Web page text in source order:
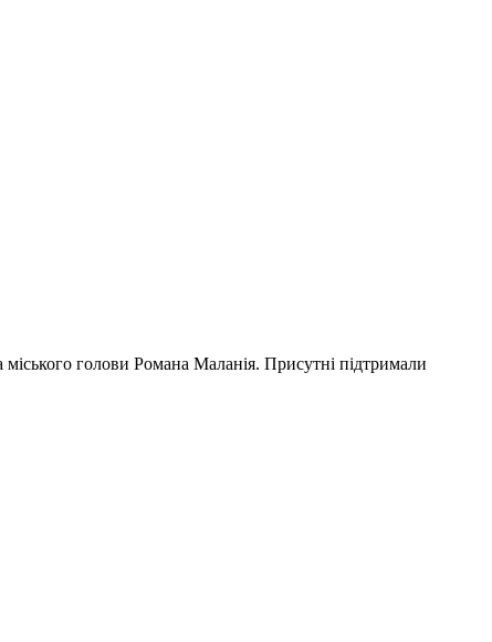
голови Романа Маланія. Присутні підтримали